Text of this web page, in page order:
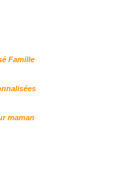
Famille
maman